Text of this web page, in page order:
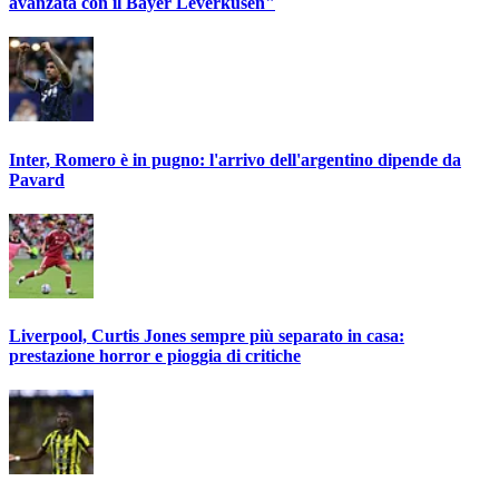
Inter, Romero è in pugno: l'arrivo dell'argentino dipende da
Pavard
Liverpool, Curtis Jones sempre più separato in casa:
prestazione horror e pioggia di critiche